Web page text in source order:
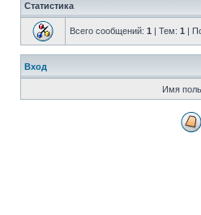
Статистика
Всего сообщений: 1 | Тем: 1 |
Вход
Имя